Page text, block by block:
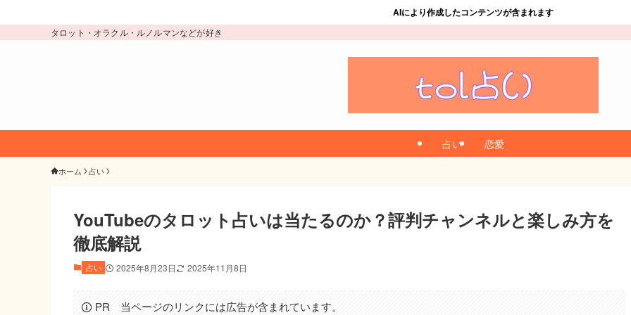
AIにより作成したコンテンツが含まれます
タロット・オラクル・ルノルマンなどが好き
占い 恋愛
ホーム 占い
YouTubeのタロット占いは当たるのか？評判チャンネルと楽しみ方を
徹底解説
占い 2025年8月23日 2025年11月8日
PR 当ページのリンクには広告が含まれています。